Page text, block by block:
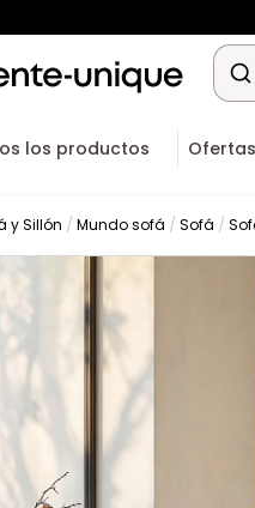
los productos Ofertas
y Sillón Mundo sofá Sofá